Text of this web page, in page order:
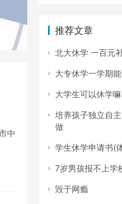
中
推荐文章
北大休学 一百元
大专休学一学期
大学生可以休学
培养孩子独立自
做
学生休学申请书(
7岁男孩报不上学
毁于网瘾